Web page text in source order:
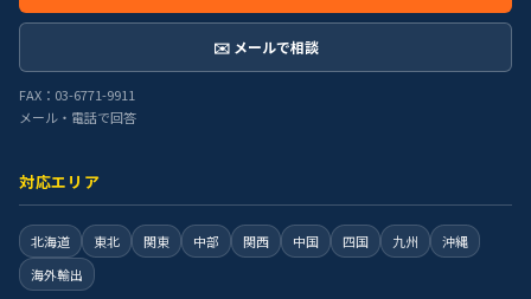
✉️ メールで相談
FAX：03-6771-9911
メール・電話で回答
対応エリア
北海道 東北 関東 中部 関西 中国 四国 九州
沖縄
海外輸出